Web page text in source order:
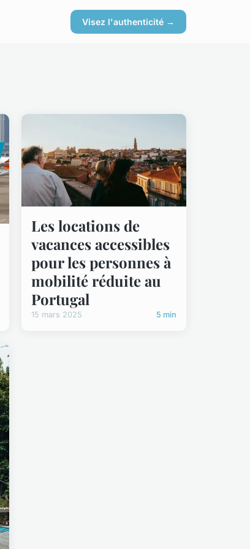
Visez l'authenticité →
Les locations de
vacances accessibles
pour les personnes à
mobilité réduite au
Portugal
15 mars 2025 5 min